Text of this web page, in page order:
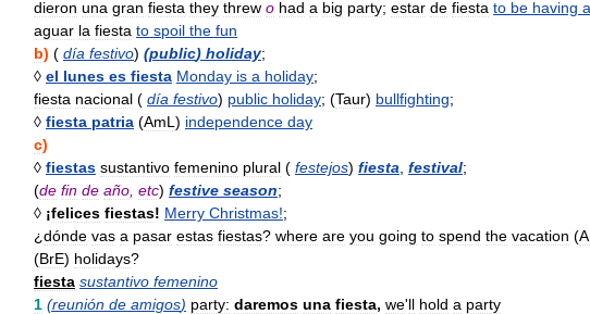
dieron una gran fiesta they threw o had a big party; estar de fiesta to be having a
aguar la fiesta to spoil the fun
b) ( día festivo) (public) holiday;
◊ el lunes es fiesta Monday is a holiday;
fiesta nacional ( día festivo) public holiday; (Taur) bullfighting;
◊ fiesta patria (AmL ) independence day
c)
◊ fiestas sustantivo femenino plural ( festejos) fiesta festival;
(de fin de año etc) festive season;
◊ ¡felices fiestas! Merry Christmas!;
¿dónde vas a pasar estas fiestas? where are you going to spend the vacation (
(BrE) holidays?
fiesta sustantivo femenino
1 (reunión de amigos) party: daremos una fiesta, we'll hold a party